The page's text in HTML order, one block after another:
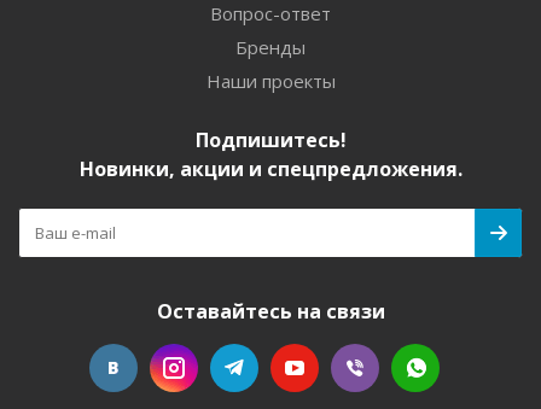
Вопрос-ответ
Бренды
Наши проекты
Подпишитесь!
Новинки, акции и спецпредложения.
Оставайтесь на связи